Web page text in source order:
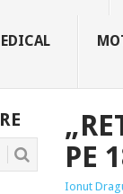
PE
Ionut